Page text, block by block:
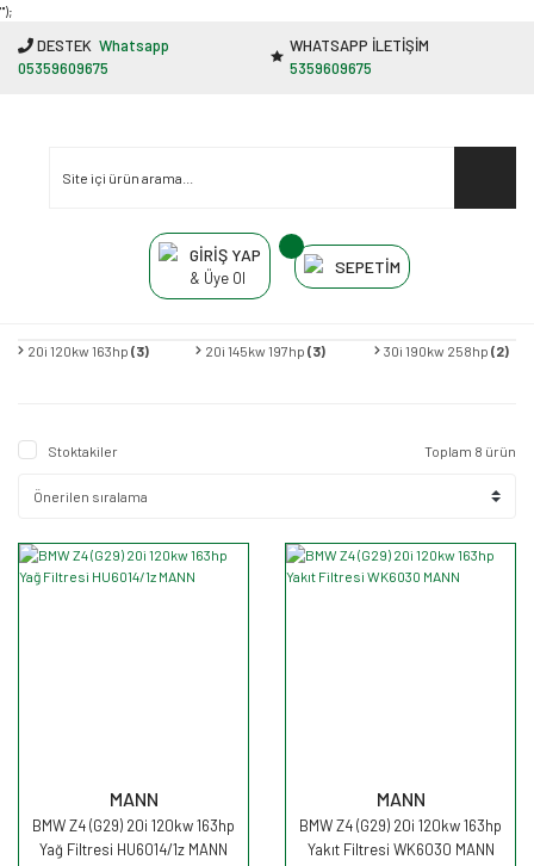
"');
DESTEK Whatsapp
05359609675
WHATSAPP İLETİŞİM
5359609675
GİRİŞ YAP
& Üye Ol
SEPETİM
20i 120kw 163hp (3) 20i 145kw 197hp(3) 30i 190kw 258hp (2)
Stoktakiler Toplam 8 ürün
MANN
BMW Z4 (G29) 20i 120kw 163hp
Yağ Filtresi HU6014/1z MANN
MANN
BMW Z4 (G29) 20i 120kw 163hp
Yakıt Filtresi WK6030 MANN